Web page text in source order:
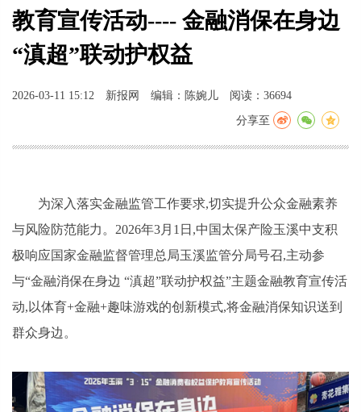
教育宣传活动---- 金融消保在身边
“滇超”联动护权益
2026-03-11 15:12 新报网 编辑：陈婉儿 阅读：36694
分享至
为深入落实金融监管工作要求,切实提升公众金融素养
与风险防范能力。2026年3月1日,中国太保产险玉溪中支积
极响应国家金融监督管理总局玉溪监管分局号召,主动参
与“金融消保在身边 “滇超”联动护权益”主题金融教育宣传活
动,以体育+金融+趣味游戏的创新模式,将金融消保知识送到
群众身边。